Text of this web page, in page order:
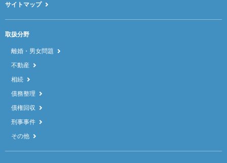
サイトマップ
取扱分野
離婚・男女問題
不動産
相続
債務整理
債権回収
刑事事件
その他